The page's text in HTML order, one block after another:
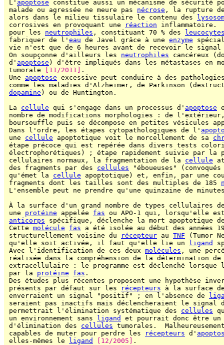
L' apoptose constitue aussi un mécanisme de sécurité
malade ou agressée ne meure pas nécrose , la rupture
alors dans le milieu tissulaire le contenu des
corrosives en provoquant une
réaction
pour les neutrophiles , constituant 70 % des
fabriquer de l' eau de Javel grâce à une enzyme
vie n'est que de 6 heures avant de recevoir le
On soupçonne d'ailleurs les neutrophiles cancéreux
d' apoptose ) d'être impliqués dans les métastases en
tumorale
[11/2011]
.
Une apoptose excessive peut conduire à des
comme les maladies d'Alzheimer, de Parkinson
dopamine ) ou de Huntington.
La cellule qui s'engage dans un processus d' apoptose
nombre de modifications morphologies : de
boursouffle puis se décompose en petites vésicules
Dans l'ordre, les étapes cytopathologiques de l'
une cellule apoptotique voit le morcellement de sa
étape précoce qui est repérée dans divers tests
électrophorétiques) ; étape rapidement suivie par la
cellulaires normaux, la fragmentation de la cellule
des fragments par des cellules "éboueuses"
qu'émet la cellule apoptotique) et, enfin, par une
fragments dont les tailles sont des multiples de 185
L'ensemble peut ne prendre qu'une quinzaine de
À la surface d'un grand nombre de types cellulaires
une protéine appelée fas ou APO-1 qui, lorsqu'elle
anticorps spécifique, déclenche la mort apoptotique
Cette molécule fas a été isolée au début des années
structurellement voisine du
récepteur au TNF (Tumor
qu'elle soit activée, il faut qu'elle lie un
ligand
Avec l'identification de ces deux molécules , une
réalisée dans la compréhension de la détermination
extracellulaire : le programme est déclenché
par la protéine fas .
Des études plus récentes proposent une hypothèse
présents par défaut sur les
récepteurs à la surface
enverraient un signal "positif" ; en l'absence de
seraient pas inactifs mais déclencheraient le signal
permettrait l'élimination systématique des cellules
un environnement sans
ligand
et pourrait donc être un
d'élimination des cellules tumorales.
capables de muter pour perdre les
récepteurs d'
elles-mêmes le
ligand [12/2005]
.